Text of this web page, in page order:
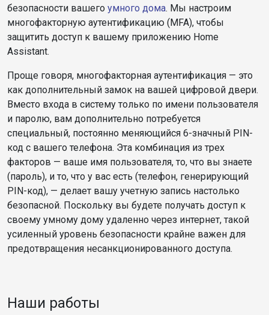
безопасности вашего умного дома. Мы настроим
многофакторную аутентификацию (MFA), чтобы
защитить доступ к вашему приложению Home
Assistant.
Проще говоря, многофакторная аутентификация — это
как дополнительный замок на вашей цифровой двери.
Вместо входа в систему только по имени пользователя
и паролю, вам дополнительно потребуется
специальный, постоянно меняющийся 6-значный PIN-
код с вашего телефона. Эта комбинация из трех
факторов — ваше имя пользователя, то, что вы знаете
(пароль), и то, что у вас есть (телефон, генерирующий
PIN-код), — делает вашу учетную запись настолько
безопасной. Поскольку вы будете получать доступ к
своему умному дому удаленно через интернет, такой
усиленный уровень безопасности крайне важен для
предотвращения несанкционированного доступа.
Наши работы